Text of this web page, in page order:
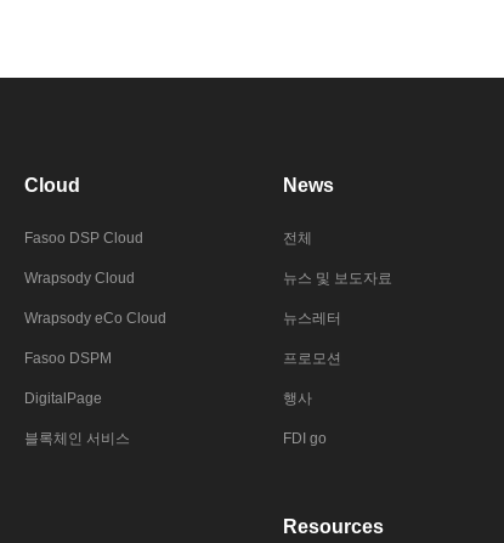
Cloud
Fasoo DSP Cloud
Wrapsody Cloud
Wrapsody eCo Cloud
Fasoo DSPM
DigitalPage
블록체인 서비스
News
전체
뉴스 및 보도자료
뉴스레터
프로모션
행사
FDI go
Resources